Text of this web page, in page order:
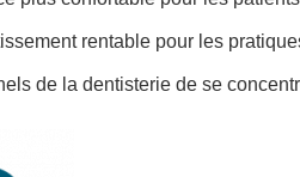
rentable pour les
de la dentisterie de se